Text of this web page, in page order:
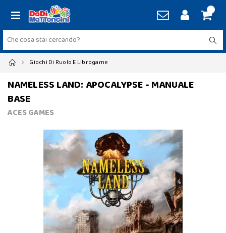
Giochi Di Ruolo E Librogame
NAMELESS LAND: APOCALYPSE - MANUALE
BASE
ACES GAMES